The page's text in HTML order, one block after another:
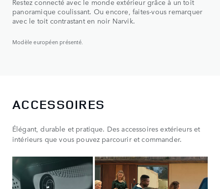
panoramique coulissant. Ou encore, faites-vous remarquer
avec le toit contrastant en noir Narvik.
Modèle européen présenté.
ACCESSOIRES
Élégant, durable et pratique. Des accessoires extérieurs et
intérieurs que vous pouvez parcourir et commander.